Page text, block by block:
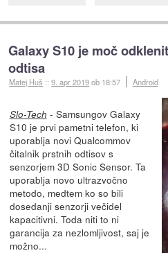
Galaxy S10 je moč
odtisa
Matej Huš ::9. apr 2019ob 18:57 Android
Slo-Tech - Samsungov Galaxy
S10 je prvi pametni telefon, ki
uporablja novi Qualcommov
čitalnik prstnih odtisov s
senzorjem 3D Sonic Sensor. Ta
uporablja novo ultrazvočno
metodo, medtem ko so bili
dosedanji senzorji večidel
kapacitivni. Toda niti to ni
garancija za nezlomljivost, saj je
možno...